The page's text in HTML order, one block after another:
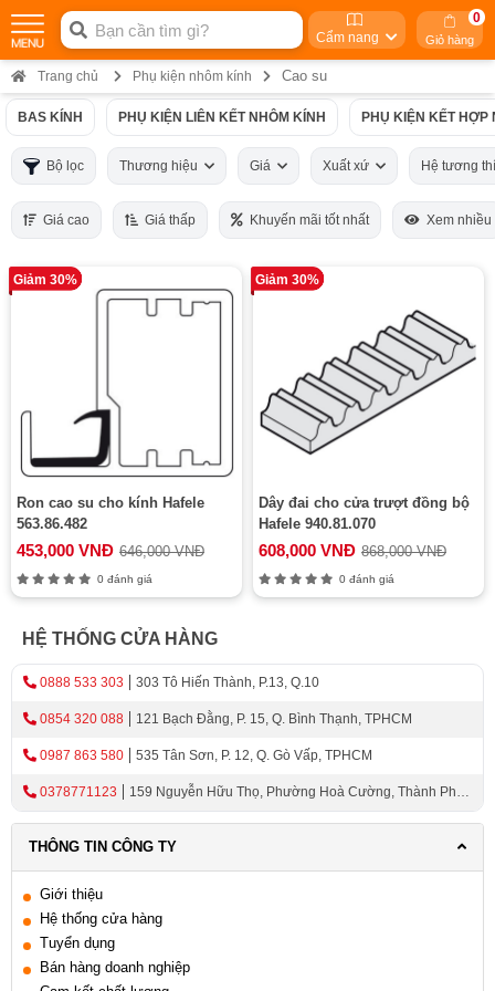
Cẩm nang Giỏ hàng
0
Trang chủ Phụ kiện nhôm kính Cao su
BAS KÍNH PHỤ KIỆN LIÊN KẾT NHÔM KÍNH PHỤ KIỆN KẾT HỢP
Bộ lọc Thương hiệu Giá Xuất xứ Hệ tương
Giá cao Giá thấp Khuyến mãi tốt nhất Xem nhiều
Giảm 30%
Ron cao su cho kính Hafele
563.86.482
453,000 VNĐ 646,000 VNĐ
0 đánh giá
Giảm 30%
Dây đai cho cửa trượt đồng bộ
Hafele 940.81.070
608,000 VNĐ 868,000 VNĐ
0 đánh giá
HỆ THỐNG CỬA HÀNG
0888 533 303 303 Tô Hiến Thành, P.13, Q.10
0854 320 088 121 Bạch Đằng, P. 15, Q. Bình Thạnh, TPHCM
0987 863 580 535 Tân Sơn, P. 12, Q. Gò Vấp, TPHCM
0378771123
159 Nguyễn Hữu Thọ, Phường Hoà Cường, Thành Phố
THÔNG TIN CÔNG TY
Giới thiệu
Hệ thống cửa hàng
Tuyển dụng
Bán hàng doanh nghiệp